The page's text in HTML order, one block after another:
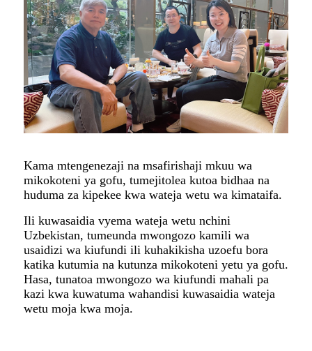
Kama mtengenezaji na msafirishaji mkuu wa
mikokoteni ya gofu, tumejitolea kutoa bidhaa na
huduma za kipekee kwa wateja wetu wa kimataifa.
Ili kuwasaidia vyema wateja wetu nchini
Uzbekistan, tumeunda mwongozo kamili wa
usaidizi wa kiufundi ili kuhakikisha uzoefu bora
katika kutumia na kutunza mikokoteni yetu ya gofu.
Hasa, tunatoa mwongozo wa kiufundi mahali pa
kazi kwa kuwatuma wahandisi kuwasaidia wateja
wetu moja kwa moja.